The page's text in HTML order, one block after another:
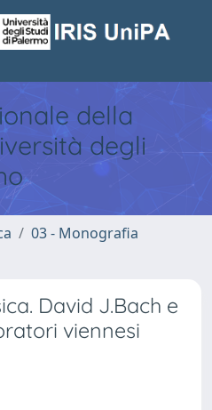
della
degli
03 - Monografia
David J.Bach e
viennesi